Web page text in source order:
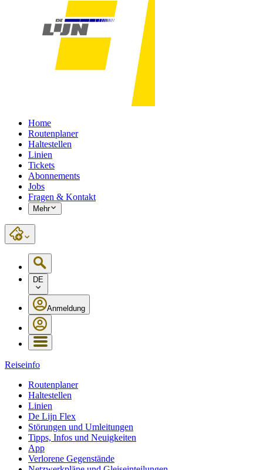
Home
Routenplaner
Haltestellen
Linien
Tickets
Abonnements
Jobs
Fragen & Kontakt
Mehr
DE
Anmeldung
Reiseinfo
Routenplaner
Haltestellen
Linien
De Lijn Flex
Störungen und Umleitungen
Tipps, Infos und Neuigkeiten
App
Verlorene Gegenstände